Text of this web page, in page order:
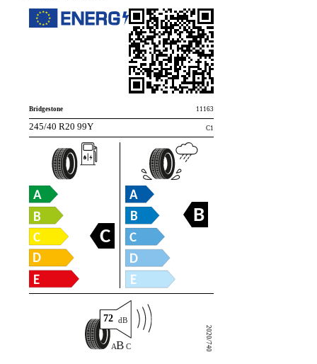
Bridgestone 11163
245/40 R20 99Y C1
C
B
2020/740
72